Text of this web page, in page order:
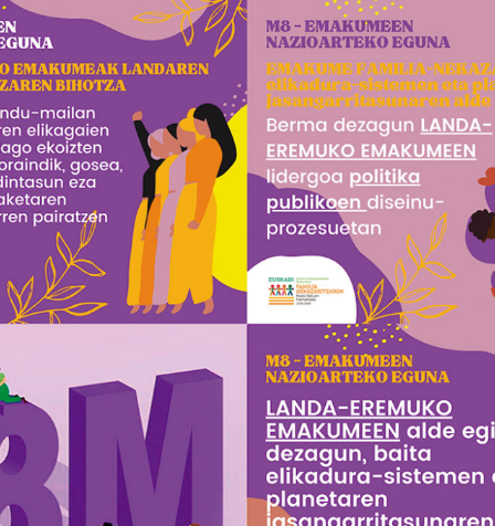
Iragarki-taula
Lursail Market